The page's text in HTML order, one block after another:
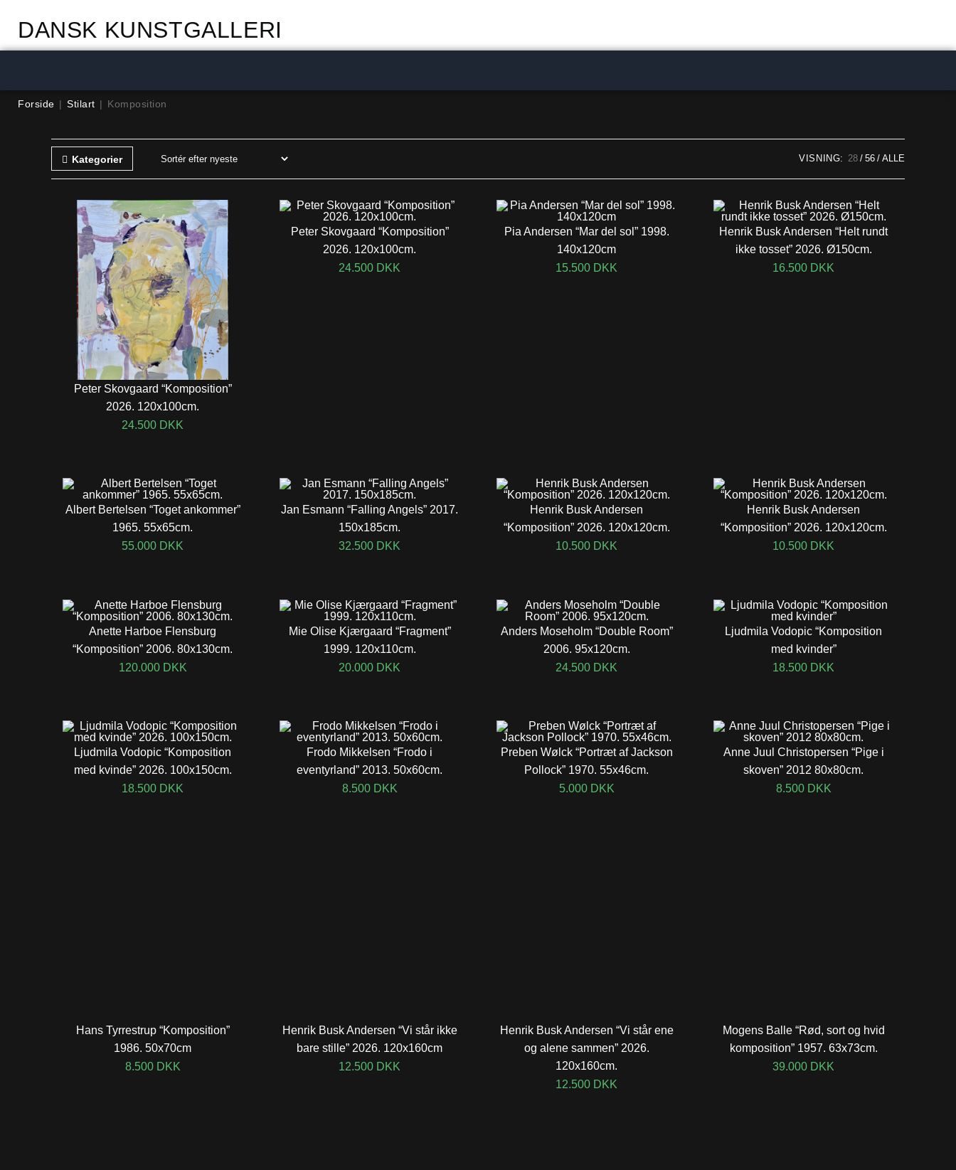
DANSK KUNSTGALLERI
Forside | Stilart | Komposition
Kategorier VISNING: 28 56 ALLE
Peter Skovgaard “Komposition”
2026. 120x100cm.
24.500 DKK
Peter Skovgaard “Komposition”
2026. 120x100cm.
24.500 DKK
Pia Andersen “Mar del sol” 1998.
140x120cm
15.500 DKK
Henrik Busk Andersen “Helt rundt
ikke tosset” 2026. Ø150cm.
16.500 DKK
Albert Bertelsen “Toget ankommer”
1965. 55x65cm.
55.000 DKK
Jan Esmann “Falling Angels” 2017.
150x185cm.
32.500 DKK
Henrik Busk Andersen
“Komposition” 2026. 120x120cm.
10.500 DKK
Henrik Busk Andersen
“Komposition” 2026. 120x120cm.
10.500 DKK
Anette Harboe Flensburg
“Komposition” 2006. 80x130cm.
120.000 DKK
Mie Olise Kjærgaard “Fragment”
1999. 120x110cm.
20.000 DKK
Anders Moseholm “Double Room”
2006. 95x120cm.
24.500 DKK
Ljudmila Vodopic “Komposition
med kvinder”
18.500 DKK
Ljudmila Vodopic “Komposition
med kvinde” 2026. 100x150cm.
18.500 DKK
Frodo Mikkelsen “Frodo i
eventyrland” 2013. 50x60cm.
8.500 DKK
Preben Wølck “Portræt af Jackson
Pollock” 1970. 55x46cm.
5.000 DKK
Anne Juul Christopersen “Pige i
skoven” 2012 80x80cm.
8.500 DKK
Hans Tyrrestrup “Komposition”
1986. 50x70cm
8.500 DKK
Henrik Busk Andersen “Vi står ikke
bare stille” 2026. 120x160cm
12.500 DKK
Henrik Busk Andersen “Vi står ene
og alene sammen” 2026.
120x160cm.
12.500 DKK
Mogens Balle “Rød, sort og hvid
komposition” 1957. 63x73cm.
39.000 DKK